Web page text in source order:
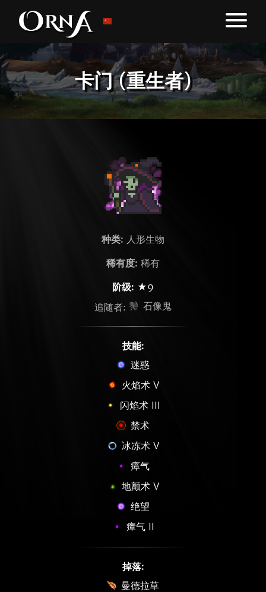
卡门 (重生者)
种类: 人形生物
稀有度: 稀有
阶级: ★9
追随者:
石像鬼
技能:
迷惑
火焰术 V
闪焰术 III
禁术
冰冻术 V
瘴气
地颤术 V
绝望
瘴气 II
掉落:
曼德拉草